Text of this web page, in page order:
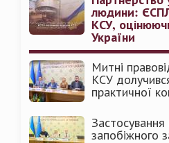
людини:
КСУ,
України
Митні
КСУ
практичної
запобіжного